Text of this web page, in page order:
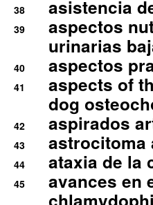
38 asistencia
39
aspectos
urinarias
40 aspectos
41
aspects of
dog
42 aspirados
43 astrocitoma
44 ataxia de la
45
avances en